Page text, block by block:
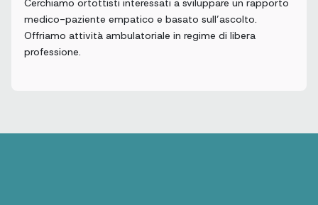
Cerchiamo ortottisti interessati a sviluppare un rapporto
medico-paziente empatico e basato sull’ascolto.
Offriamo attività ambulatoriale in regime di libera
professione.